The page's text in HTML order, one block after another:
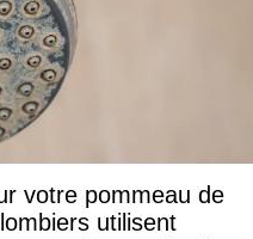
votre pommeau de
utilisent